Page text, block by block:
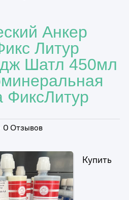
Анкер
Литур
Шатл 450мл
ФиксЛитур
0 Отзывов
Купить